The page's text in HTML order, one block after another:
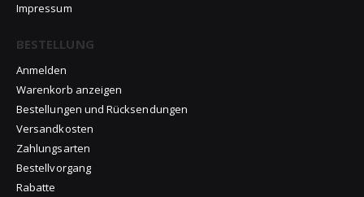
Impressum
BESTELLUNG
Anmelden
Warenkorb anzeigen
Bestellungen und Rücksendungen
Versandkosten
Zahlungsarten
Bestellvorgang
Rabatte